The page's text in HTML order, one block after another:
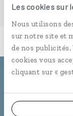
Les cookies sur
Nous utilisons
sur notre site et
de nos
cookies vous
cliquant sur «
l'appli